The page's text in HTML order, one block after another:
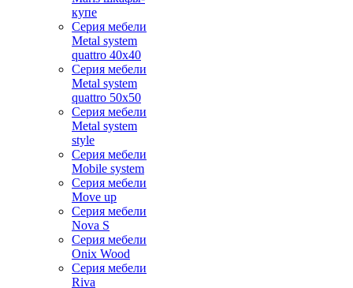
купе
Серия мебели
Metal system
quattro 40x40
Серия мебели
Metal system
quattro 50x50
Серия мебели
Metal system
style
Серия мебели
Mobile system
Серия мебели
Move up
Серия мебели
Nova S
Серия мебели
Onix Wood
Серия мебели
Riva